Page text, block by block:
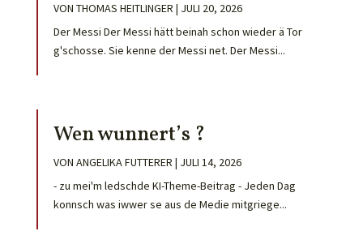
VON THOMAS HEITLINGER | JULI 20, 2026
Der Messi Der Messi hätt beinah schon wieder ä Tor
g'schosse. Sie kenne der Messi net. Der Messi...
Wen wunnert’s ?
VON ANGELIKA FUTTERER | JULI 14, 2026
- zu mei'm ledschde KI-Theme-Beitrag - Jeden Dag
konnsch was iwwer se aus de Medie mitgriege...